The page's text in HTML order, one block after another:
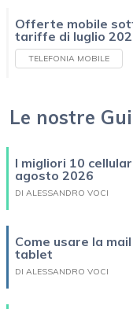
Offerte mobile
tariffe di luglio
TELEFONIA MOBILE
Le nostre
I migliori 10
agosto 2026
DI ALESSANDRO VOCI
Come usare la
tablet
DI ALESSANDRO VOCI